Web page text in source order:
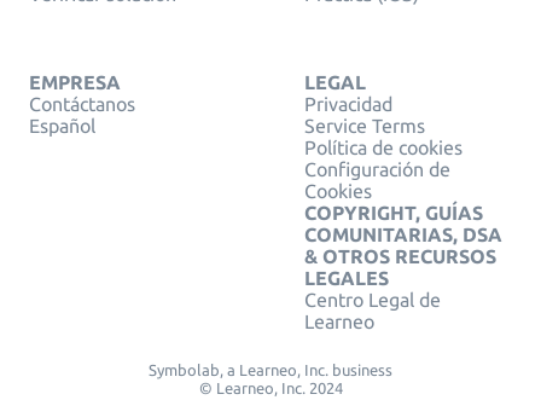
EMPRESA
Contáctanos
Español
LEGAL
Privacidad
Service Terms
Política de cookies
Configuración de
Cookies
COPYRIGHT, GUÍAS
COMUNITARIAS, DSA
& OTROS RECURSOS
LEGALES
Centro Legal de
Learneo
Symbolab, a Learneo, Inc. business
© Learneo, Inc. 2024